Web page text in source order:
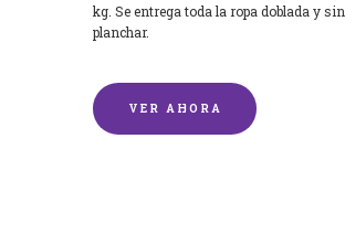
kg. Se entrega toda la ropa doblada y sin
planchar.
VER AHORA